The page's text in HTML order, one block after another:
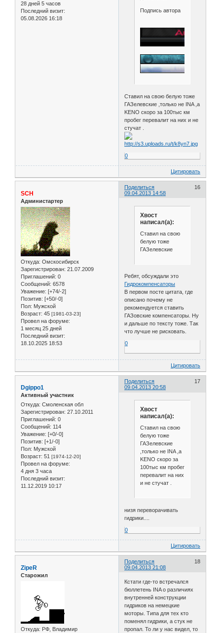
28 дней 5 часов
Последний визит:
05.08.2026 16:18
Подпись автора
Ставил на свою белую тоже
ГАЗелевские ,только не INA ,а
KENO скоро за 100тыс км
пробег перевалит на них и не
стучат .
0
Цитировать
Поделиться
16
09.04.2013 14:58
SCH
Администартер
Откуда: Омскосибирск
Зарегистрирован: 21.07.2009
Приглашений: 0
Сообщений: 6578
Уважение: [+74/-2]
Позитив: [+50/-0]
Пол: Мужской
Возраст: 45 [1981-03-23]
Провел на форуме:
1 месяц 25 дней
Последний визит:
18.10.2025 18:53
Хвост
написал(а):
Ставил на свою
белую тоже
ГАЗелевские
Ребят, обсуждали это
Гидрокомпенсаторы
В первом посте цитата, где
описано почему не
рекомендуется ставить
ГАЗовские компенсаторы. Ну
и дальше по тексту тоже. Так
что лучше не рисковать.
0
Цитировать
Поделиться
17
09.04.2013 20:58
Dgippo1
Активный участник
Откуда: Смоленская обл
Зарегистрирован: 27.10.2011
Приглашений: 0
Сообщений: 114
Уважение: [+0/-0]
Позитив: [+1/-0]
Пол: Мужской
Возраст: 51 [1974-12-20]
Провел на форуме:
4 дня 3 часа
Последний визит:
11.12.2019 10:17
Хвост
написал(а):
Ставил на свою
белую тоже
ГАЗелевские
,только не INA ,а
KENO скоро за
100тыс км пробег
перевалит на них
и не стучат .
низя переворачивать
гидрики....
0
Цитировать
Поделиться
18
09.04.2013 21:08
ZipeR
Старожил
Откуда: РФ, Владимир
Кстати где-то встречался
бюллетень INA о различиях
внутренней конструкции
гидриков на немецкие
моторы. Типа для тех кто
поменял гидрики, а стук не
пропал. То ли у нас видел, то